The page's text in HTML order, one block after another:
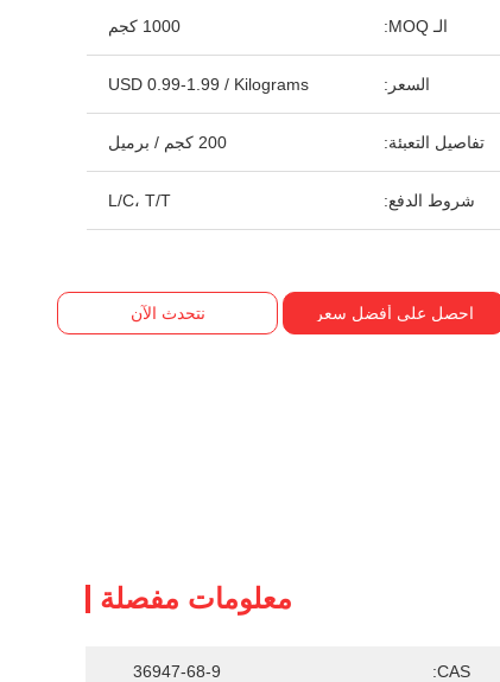
الـ MOQ: 1000 كجم
السعر: USD 0.99-1.99 / Kilograms
تفاصيل التعبئة: 200 كجم / برميل
شروط الدفع: L/C، T/T
احصل على أفضل سعر نتحدث الآن
معلومات مفصلة
CAS:
36947-68-9